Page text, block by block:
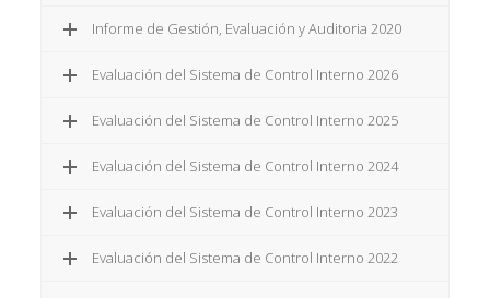
Informe de Gestión, Evaluación y Auditoria 2020
Evaluación del Sistema de Control Interno 2026
Evaluación del Sistema de Control Interno 2025
Evaluación del Sistema de Control Interno 2024
Evaluación del Sistema de Control Interno 2023
Evaluación del Sistema de Control Interno 2022